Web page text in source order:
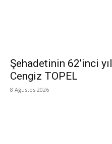
Şehadetinin 62’inci
Cengiz TOPEL
8 Ağustos 2026